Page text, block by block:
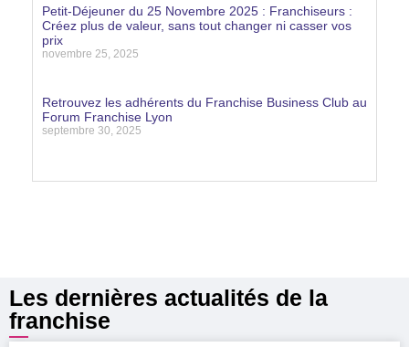
Petit-Déjeuner du 25 Novembre 2025 : Franchiseurs :
Créez plus de valeur, sans tout changer ni casser vos
prix
novembre 25, 2025
Retrouvez les adhérents du Franchise Business Club au
Forum Franchise Lyon
septembre 30, 2025
Les dernières actualités de la
franchise